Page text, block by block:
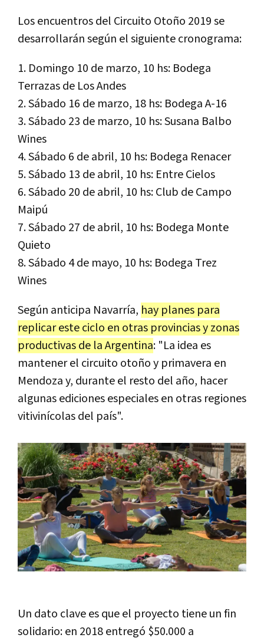
Los encuentros del Circuito Otoño 2019 se
desarrollarán según el siguiente cronograma:
1. Domingo 10 de marzo, 10 hs: Bodega
Terrazas de Los Andes
2. Sábado 16 de marzo, 18 hs: Bodega A-16
3. Sábado 23 de marzo, 10 hs: Susana Balbo
Wines
4. Sábado 6 de abril, 10 hs: Bodega Renacer
5. Sábado 13 de abril, 10 hs: Entre Cielos
6. Sábado 20 de abril, 10 hs: Club de Campo
Maipú
7. Sábado 27 de abril, 10 hs: Bodega Monte
Quieto
8. Sábado 4 de mayo, 10 hs: Bodega Trez
Wines
Según anticipa Navarría, hay planes para
replicar este ciclo en otras provincias y zonas
productivas de la Argentina: "La idea es
mantener el circuito otoño y primavera en
Mendoza y, durante el resto del año, hacer
algunas ediciones especiales en otras regiones
vitivinícolas del país".
Un dato clave es que el proyecto tiene un fin
solidario: en 2018 entregó $50.000 a